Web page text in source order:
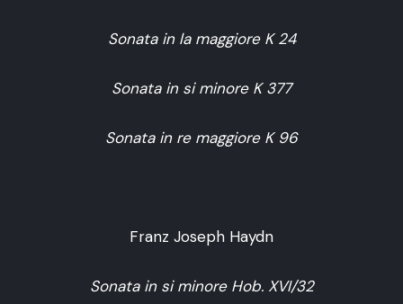
Sonata in la maggiore K 24
Sonata in si minore K 377
Sonata in re maggiore K 96
Franz Joseph Haydn
Sonata in si minore Hob. XVI/32